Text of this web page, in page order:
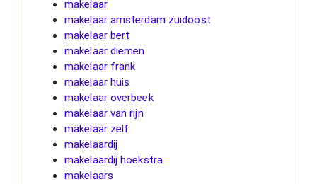
makelaar
makelaar amsterdam zuidoost
makelaar bert
makelaar diemen
makelaar frank
makelaar huis
makelaar overbeek
makelaar van rijn
makelaar zelf
makelaardij
makelaardij hoekstra
makelaars